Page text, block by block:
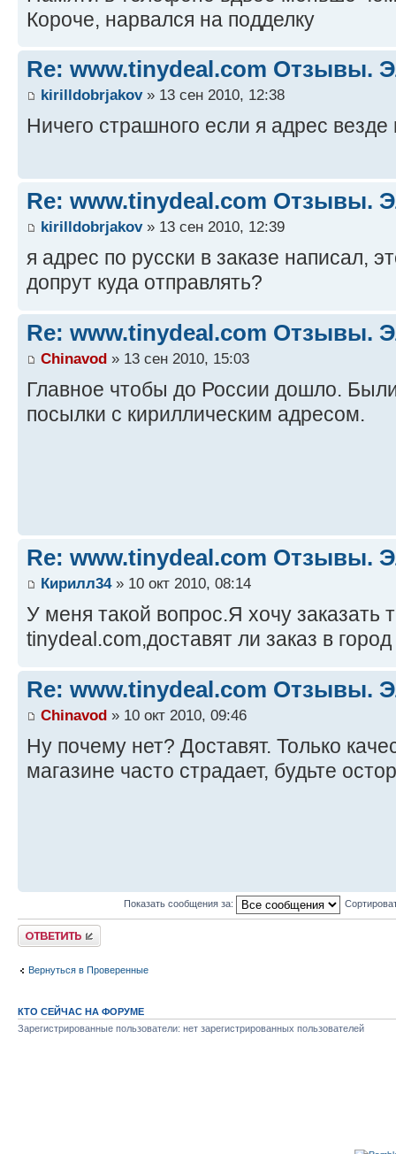
Короче, нарвался на подделку
Re: www.tinydeal.com Отзывы.
kirilldobrjakov» 13 сен 2010, 12:38
Ничего страшного если я адрес
Re: www.tinydeal.com Отзывы.
kirilldobrjakov» 13 сен 2010, 12:39
я адрес по русски в заказе написал,
допрут куда отправлять?
Re: www.tinydeal.com Отзывы.
Chinavod » 13 сен 2010, 15:03
Главное чтобы до России дошло.
посылки с кириллическим адресом.
Re: www.tinydeal.com Отзывы.
Кирилл34» 10 окт 2010, 08:14
У меня такой вопрос.Я хочу заказать
tinydeal.com,доставят ли заказ в
Re: www.tinydeal.com Отзывы.
Chinavod » 10 окт 2010, 09:46
Ну почему нет? Доставят. Только
магазине часто страдает, будьте
Показать сообщения за:
Комментировать
Вернуться в Проверенные
КТО СЕЙЧАС НА ФОРУМЕ
Зарегистрированные пользователи: нет зарегистрированных пользователей